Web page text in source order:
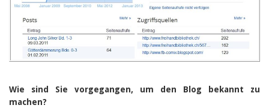
Wie sind Sie vorgegangen, um den Blog bekannt zu
machen?